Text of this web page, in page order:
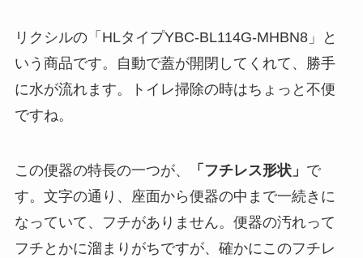
リクシルの「HLタイプYBC-BL114G-MHBN8」と
いう商品です。自動で蓋が開閉してくれて、勝手
に水が流れます。トイレ掃除の時はちょっと不便
ですね。
この便器の特長の一つが、 「フチレス形状」 で
す。文字の通り、座面から便器の中まで一続きに
なっていて、フチがありません。便器の汚れって
フチとかに溜まりがちですが、確かにこのフチレ